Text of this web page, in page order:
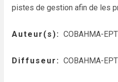
pistes de gestion afin de les
Auteur(s) COBAHMA-
Diffuseur COBAHMA-